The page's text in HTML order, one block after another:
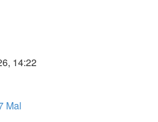
14:22
Mal